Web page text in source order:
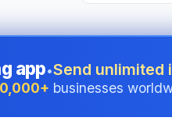
app•Send
businesses